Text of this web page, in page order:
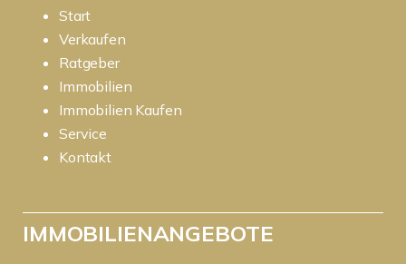
Start
Verkaufen
Ratgeber
Immobilien
Immobilien Kaufen
Service
Kontakt
IMMOBILIENANGEBOTE